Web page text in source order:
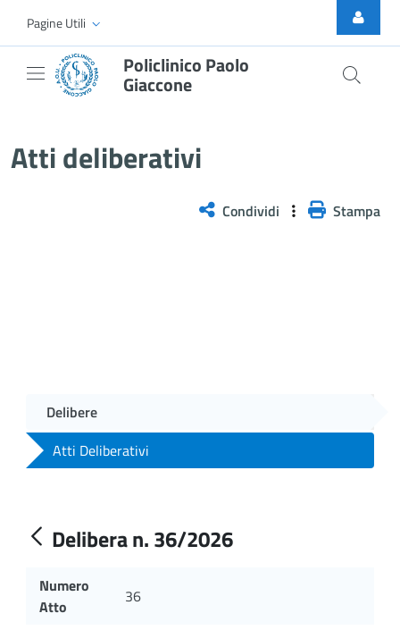
Skip to Main Content
Pagine Utili
Policlinico Paolo
Giaccone
Atti deliberativi
Condividi Stampa
Delibere
Atti Deliberativi
Delibera n. 36/2026
Numero
Atto
36